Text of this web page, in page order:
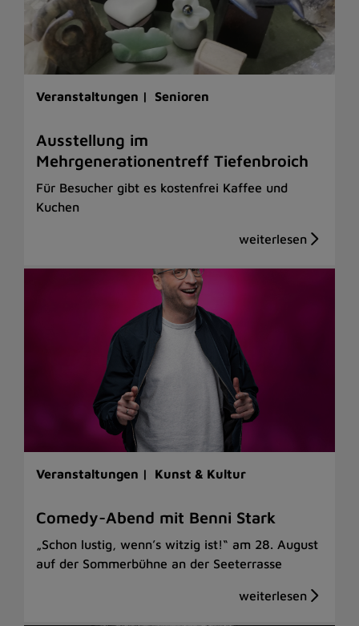
Veranstaltungen | Senioren
Ausstellung im
Mehrgenerationentreff Tiefenbroich
Für Besucher gibt es kostenfrei Kaffee und
Kuchen
Veranstaltungen | Kunst & Kultur
Comedy-Abend mit Benni Stark
„Schon lustig, wenn’s witzig ist!“ am 28. August
auf der Sommerbühne an der Seeterrasse